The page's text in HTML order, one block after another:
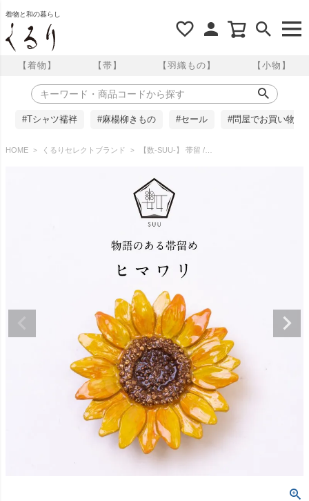
着物と和の暮らし
【着物】 【帯】 【羽織もの】 【小物】
#Tシャツ襦袢 #麻楊柳きもの #セール #問屋でお買い物
HOME くるりセレクトブランド 【数-SUU-】 帯留 /ヒマワリ帯留め